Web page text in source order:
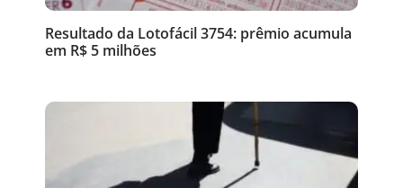
Resultado da Lotofácil 3754: prêmio acumula
em R$ 5 milhões